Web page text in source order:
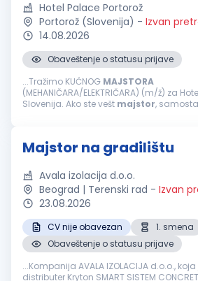
Hotel Palace Portorož
Portorož (Slovenija) - Izvan
14.08.2026
Obaveštenje o statusu prijave
...Tražimo KUĆNOG MAJSTORA
(MEHANIČARA/ELEKTRIČARA) (m/ž) za
Slovenija. Ako ste vešt majstor,
Majstor na gradilištu
Avala izolacija d.o.o.
Beograd | Terenski rad - Izvan
23.08.2026
CV nije obavezan
1. smena
Obaveštenje o statusu prijave
...Kompanija AVALA IZOLACIJA d.o.o.,
distributer Kryton SMART SISTEM